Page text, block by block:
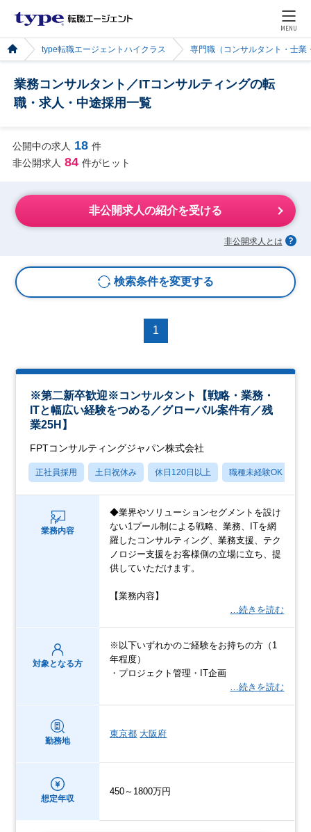
MENU
type転職エージェントハイクラス 専門職（コンサルタント・士業
業務コンサルタント／ITコンサルティングの転
職・求人・中途採用一覧
公開中の求人 18 件
非公開求人 84 件がヒット
非公開求人の紹介を受ける
非公開求人とは
検索条件を変更する
1
※第二新卒歓迎※コンサルタント【戦略・業務・
ITと幅広い経験をつめる／グローバル案件有／残
業25H】
FPTコンサルティングジャパン株式会社
正社員採用 土日祝休み 休日120日以上 職種未経験OK
業務内容
◆業界やソリューションセグメントを設け
ない1プール制による戦略、業務、ITを網
羅したコンサルティング、業務支援、テク
ノロジー支援をお客様側の立場に立ち、提
供していただけます。
【業務内容】
…続きを読む
対象となる方
※以下いずれかのご経験をお持ちの方（1
年程度）
・プロジェクト管理・IT企画
…続きを読む
勤務地
東京都 大阪府
想定年収
450～1800万円